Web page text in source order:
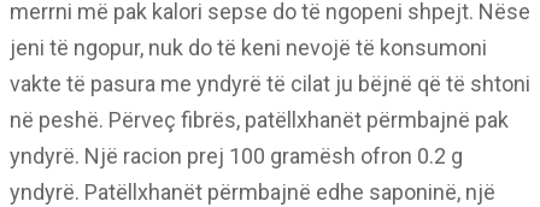
merrni më pak kalori sepse do të ngopeni shpejt. Nëse
jeni të ngopur, nuk do të keni nevojë të konsumoni
vakte të pasura me yndyrë të cilat ju bëjnë që të shtoni
në peshë. Përveç fibrës, patëllxhanët përmbajnë pak
yndyrë. Një racion prej 100 gramësh ofron 0.2 g
yndyrë. Patëllxhanët përmbajnë edhe saponinë, një